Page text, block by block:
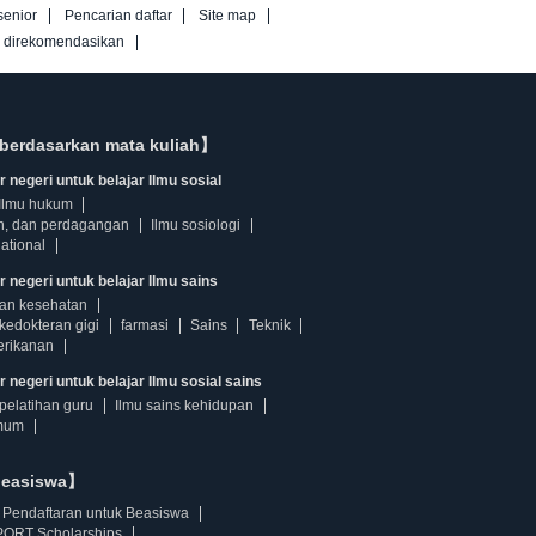
Pencarian daftar
Site map
mata kuliah】
negeri untuk belajar Ilmu sosial
Ilmu hukum
dan perdagangan
Ilmu sosiologi
negeri untuk belajar Ilmu sains
kesehatan
gigi
farmasi Sains
Teknik
negeri untuk belajar Ilmu sosial sains
guru
Ilmu sains kehidupan
】
Pendaftaran untuk Beasiswa